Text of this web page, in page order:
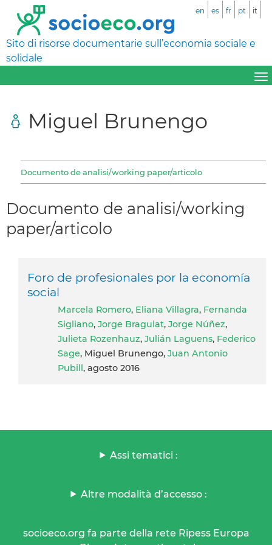
Sito di risorse documentarie sull’economia sociale e
solidale
en es fr pt it
Miguel Brunengo
Documento de analisi/working paper/articolo
Documento de analisi/working
paper/articolo
Foro de profesionales por la economía
social
Marcela Romero, Eliana Villagra, Fernanda
Sigliano, Jorge Bragulat, Jorge Núñez,
Julieta Rozenhauz, Julián Laguens, Federico
Sage, Miguel Brunengo, Juan Antonio
Pubill, agosto 2016
Assi tematici :
Altre modalità d’accesso :
socioeco.org fa parte della rete Ripess Europa